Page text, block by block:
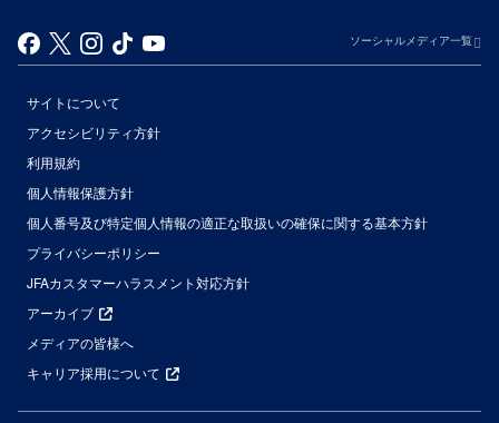
ソーシャルメディア一覧
サイトについて
アクセシビリティ方針
利用規約
個人情報保護方針
個人番号及び特定個人情報の適正な取扱いの確保に関する基本方針
プライバシーポリシー
JFAカスタマーハラスメント対応方針
アーカイブ
メディアの皆様へ
キャリア採用について